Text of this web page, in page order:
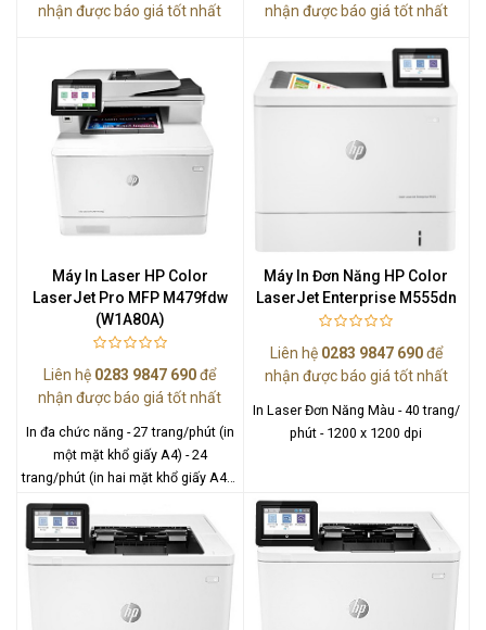
nhận được báo giá tốt nhất
nhận được báo giá tốt nhất
Máy In Laser HP Color
LaserJet Pro MFP M479fdw
(W1A80A)
Liên hệ 0283 9847 690để
nhận được báo giá tốt nhất
In đa chức năng - 27 trang/phút (in
một mặt khổ giấy A4) - 24
trang/phút (in hai mặt khổ giấy A4) -
Máy In Đơn Năng HP Color
LaserJet Enterprise M555dn
Liên hệ 0283 9847 690để
nhận được báo giá tốt nhất
In Laser Đơn Năng Màu - 40 trang/
phút - 1200 x 1200 dpi